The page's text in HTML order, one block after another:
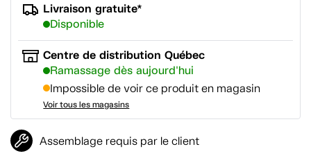
Livraison gratuite*
Disponible
Centre de distribution Québec
Ramassage dès aujourd'hui
Impossible de voir ce produit en magasin
Voir tous les magasins
Assemblage requis par le client